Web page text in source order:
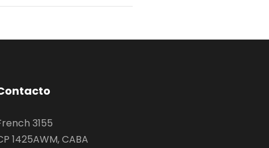
3155
1425AWM, CABA